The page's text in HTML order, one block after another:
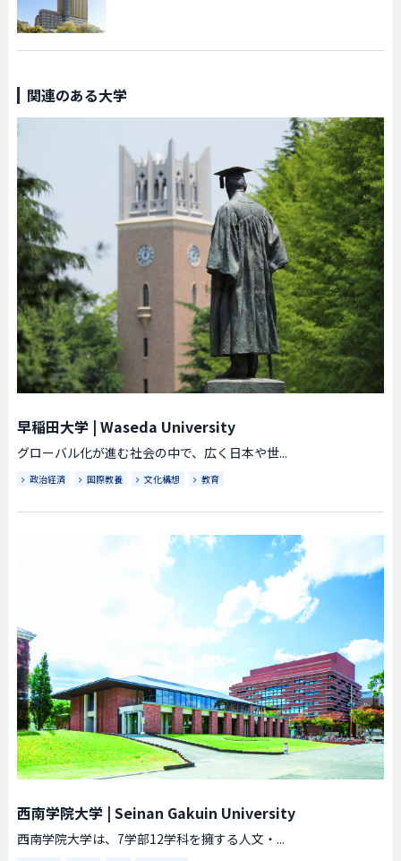
関連のある大学
早稲田大学| Waseda University
グローバル化が進む社会の中で、広く日本や世...
政治経済 国際教養 文化構想 教育
西南学院大学| Seinan Gakuin University
西南学院大学は、7学部12学科を擁する人文・...